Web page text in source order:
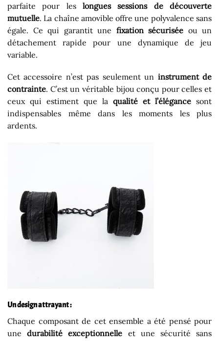
parfaite pour les longues sessions de découverte
mutuelle. La chaîne amovible offre une polyvalence sans
égale. Ce qui garantit une fixation sécurisée ou un
détachement rapide pour une dynamique de jeu
variable.
Cet accessoire n’est pas seulement un instrument de
contrainte. C’est un véritable bijou conçu pour celles et
ceux qui estiment que la qualité et l’élégance sont
indispensables même dans les moments les plus
ardents.
Un design attrayant :
Chaque composant de cet ensemble a été pensé pour
une durabilité exceptionnelle et une sécurité sans